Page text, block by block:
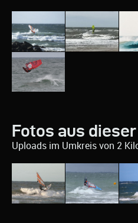
Fotos aus
Uploads im Umkreis von 2